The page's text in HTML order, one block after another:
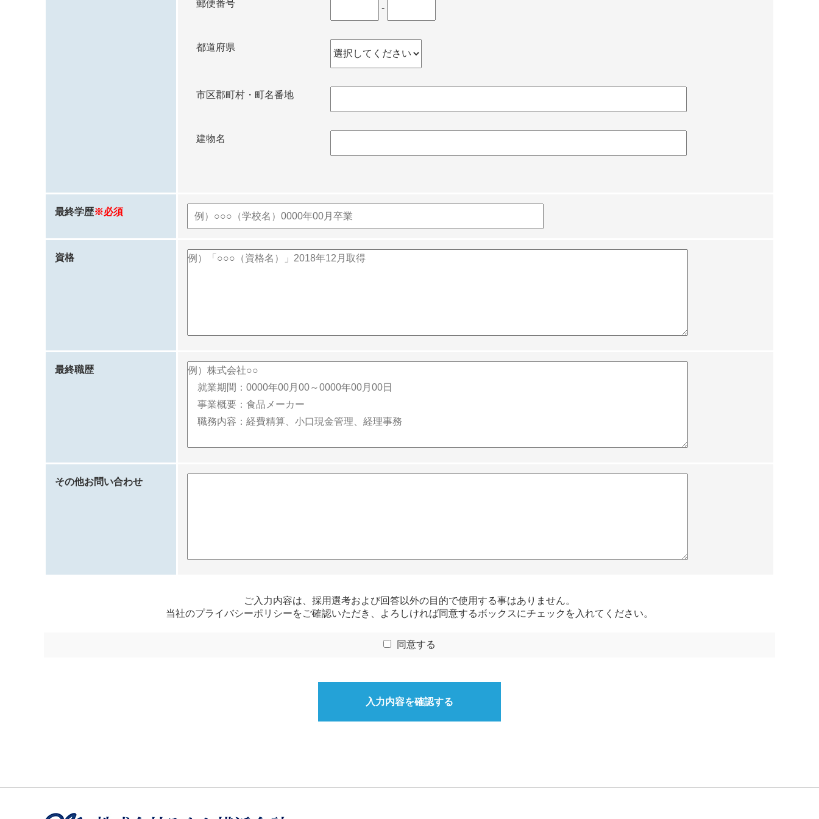
郵便番号 -
都道府県
市区郡町村・町名番地
建物名
最終学歴※必須
資格
最終職歴
その他お問い合わせ
ご入力内容は、採用選考および回答以外の目的で使用する事はありません。
当社のプライバシーポリシーをご確認いただき、よろしければ同意するボックスにチェックを入れてください。
同意する